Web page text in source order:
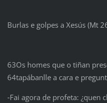
Burlas e golpes a Xesús (Mt
63Os homes que o tiñan
64tapábanlle a cara e
‑Fai agora de profeta: ¿quen